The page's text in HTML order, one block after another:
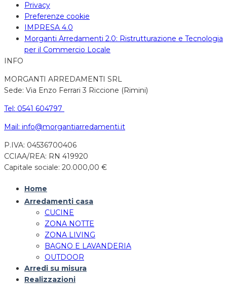
Privacy
Preferenze cookie
IMPRESA 4.0
Morganti Arredamenti 2.0: Ristrutturazione e Tecnologia
per il Commercio Locale
INFO
MORGANTI ARREDAMENTI SRL
Sede: Via Enzo Ferrari 3 Riccione (Rimini)
Tel: 0541 604797
Mail: info@morgantiarredamenti.it
P.IVA: 04536700406
CCIAA/REA: RN 419920
Capitale sociale: 20.000,00 €
Home
Arredamenti casa
CUCINE
ZONA NOTTE
ZONA LIVING
BAGNO E LAVANDERIA
OUTDOOR
Arredi su misura
Realizzazioni